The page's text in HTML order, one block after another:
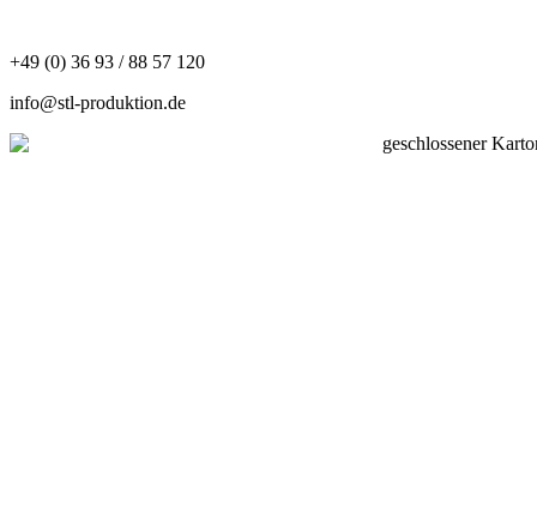
+49 (0) 36 93 / 88 57 120
info@stl-produktion.de